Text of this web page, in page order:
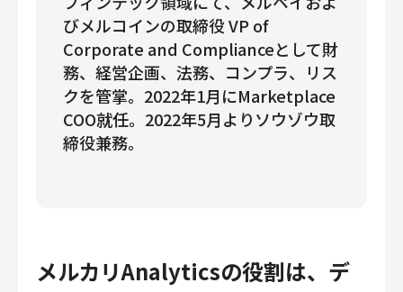
びメルコインの取締役 VP of
Corporate and Complianceとして財
務、経営企画、法務、コンプラ、リス
クを管掌。2022年1月にMarketplace
COO就任。2022年5月よりソウゾウ取
締役兼務。
メルカリAnalyticsの役割は、デ